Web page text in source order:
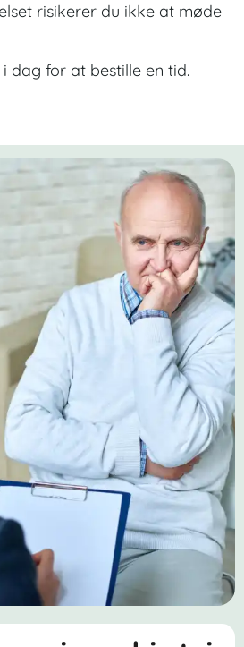
risikerer du ikke at møde
dag for at bestille en tid.